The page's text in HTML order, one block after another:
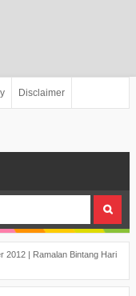
Disclaimer
2012 | Ramalan Bintang Hari